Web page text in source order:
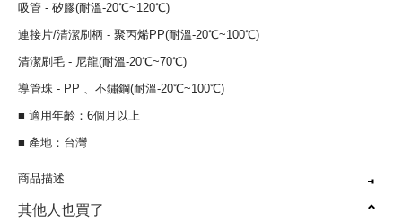
吸管 - 矽膠(耐溫-20℃~120℃)
連接片/清潔刷柄 - 聚丙烯PP(耐溫-20℃~100℃)
清潔刷毛 - 尼龍(耐溫-20℃~70℃)
導管珠 - PP 、不鏽鋼(耐溫-20℃~100℃)
■ 適用年齡：6個月以上
■ 產地：台灣
商品描述
簡單拆解組裝，不易鬆脫
其他人也買了